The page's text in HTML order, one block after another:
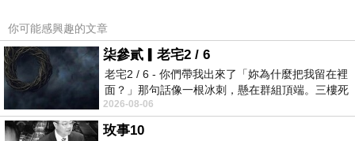
你可能感興趣的文章
柒參貳▎老宅2 / 6
老宅2 / 6 - 你們帶我出來了「妳為什麼把我留在裡
面？」那句話像一根冰刺，懸在群組頂端。三樓死
死盯著照片裡的人。那個人確實站在
2026-08-06
玫事10